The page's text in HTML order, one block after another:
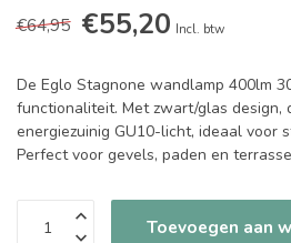
€64,95 €55,20 Incl. btw
De Eglo Stagnone wandlamp 400lm
functionaliteit. Met zwart/glas design,
energiezuinig GU10-licht, ideaal voor
Perfect voor gevels, paden en
Toevoegen aan